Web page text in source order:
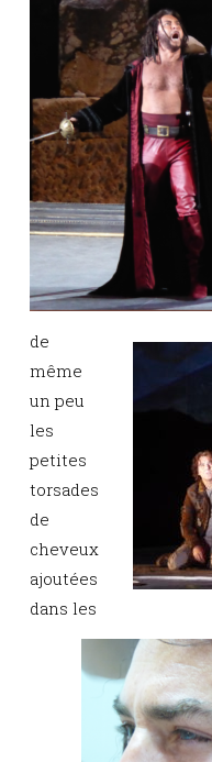
de
même
un peu
les
petites
torsades
de
cheveux
ajoutées
dans les